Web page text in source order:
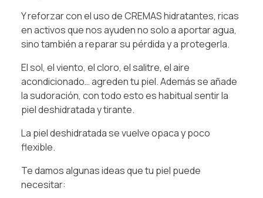
Y reforzar con el uso de CREMAS hidratantes, ricas
en activos que nos ayuden no solo a aportar agua,
sino también a reparar su pérdida y a protegerla.⁠
⁠El sol, el viento, el cloro, el salitre, el aire
acondicionado… agreden tu piel. Además se añade
la sudoración, con todo esto es habitual sentir la
piel deshidratada y tirante.⁠
⁠La piel deshidratada se vuelve opaca y poco
flexible.⁠
⁠Te damos algunas ideas que tu piel puede
necesitar:⁠